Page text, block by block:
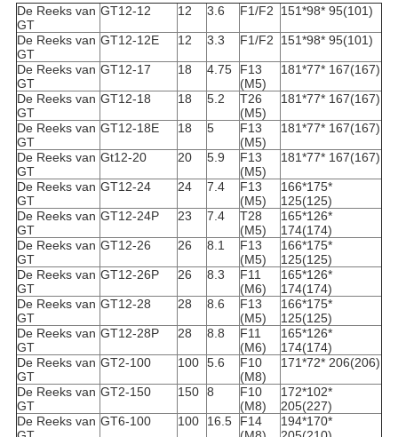
De Reeks van
GT
GT12-12 12 3.6 F1/F2 151*98* 95(101)
De Reeks van
GT
GT12-12E 12 3.3 F1/F2 151*98* 95(101)
De Reeks van
GT
GT12-17 18 4.75
F13
(M5)
181*77* 167(167)
De Reeks van
GT
GT12-18 18 5.2
T26
(M5)
181*77* 167(167)
De Reeks van
GT
GT12-18E 18 5
F13
(M5)
181*77* 167(167)
De Reeks van
GT
Gt12-20 20 5.9
F13
(M5)
181*77* 167(167)
De Reeks van
GT
GT12-24 24 7.4
F13
(M5)
166*175*
125(125)
De Reeks van
GT
GT12-24P 23 7.4
T28
(M5)
165*126*
174(174)
De Reeks van
GT
GT12-26 26 8.1
F13
(M5)
166*175*
125(125)
De Reeks van
GT
GT12-26P 26 8.3
F11
(M6)
165*126*
174(174)
De Reeks van
GT
GT12-28 28 8.6
F13
(M5)
166*175*
125(125)
De Reeks van
GT
GT12-28P 28 8.8
F11
(M6)
165*126*
174(174)
De Reeks van
GT
GT2-100 100 5.6
F10
(M8)
171*72* 206(206)
De Reeks van
GT
GT2-150 150 8
F10
(M8)
172*102*
205(227)
De Reeks van GT6-100 100 16.5
F14
194*170*